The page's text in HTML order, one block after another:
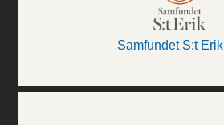
Samfundet S:t Erik